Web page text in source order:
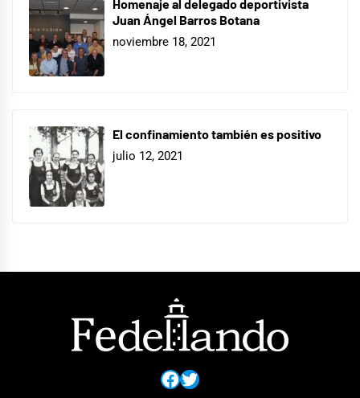
Homenaje al delegado deportivista
Juan Ángel Barros Botana
noviembre 18, 2021
El confinamiento también es positivo
julio 12, 2021
Facebook
Twitter